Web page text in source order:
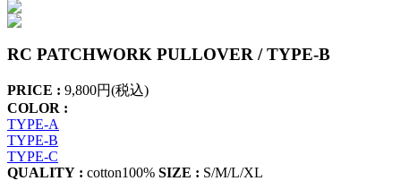
RC PATCHWORK PULLOVER / TYPE-B
PRICE : 9,800円(税込)
COLOR :
TYPE-A
TYPE-B
TYPE-C
QUALITY : cotton100% SIZE : S/M/L/XL